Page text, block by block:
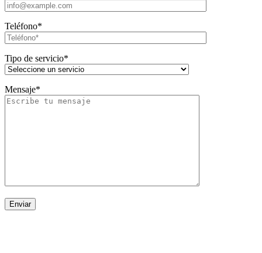
Teléfono*
Tipo de servicio*
Mensaje*